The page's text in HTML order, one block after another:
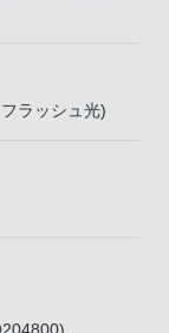
ラッシュ光)